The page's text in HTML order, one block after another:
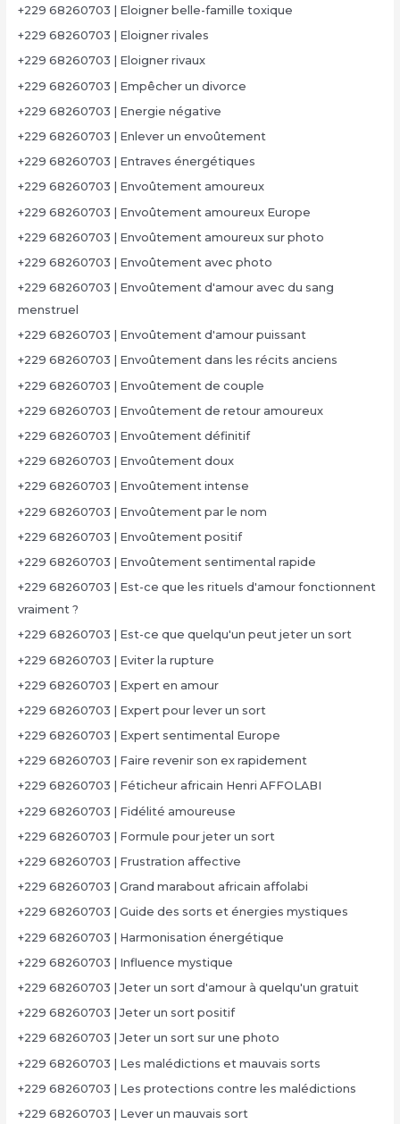
+229 68260703 | Eloigner belle-famille toxique
+229 68260703 | Eloigner rivales
+229 68260703 | Eloigner rivaux
+229 68260703 | Empêcher un divorce
+229 68260703 | Energie négative
+229 68260703 | Enlever un envoûtement
+229 68260703 | Entraves énergétiques
+229 68260703 | Envoûtement amoureux
+229 68260703 | Envoûtement amoureux Europe
+229 68260703 | Envoûtement amoureux sur photo
+229 68260703 | Envoûtement avec photo
+229 68260703 | Envoûtement d'amour avec du sang
menstruel
+229 68260703 | Envoûtement d'amour puissant
+229 68260703 | Envoûtement dans les récits anciens
+229 68260703 | Envoûtement de couple
+229 68260703 | Envoûtement de retour amoureux
+229 68260703 | Envoûtement définitif
+229 68260703 | Envoûtement doux
+229 68260703 | Envoûtement intense
+229 68260703 | Envoûtement par le nom
+229 68260703 | Envoûtement positif
+229 68260703 | Envoûtement sentimental rapide
+229 68260703 | Est-ce que les rituels d'amour fonctionnent
vraiment ?
+229 68260703 | Est-ce que quelqu'un peut jeter un sort
+229 68260703 | Eviter la rupture
+229 68260703 | Expert en amour
+229 68260703 | Expert pour lever un sort
+229 68260703 | Expert sentimental Europe
+229 68260703 | Faire revenir son ex rapidement
+229 68260703 | Féticheur africain Henri AFFOLABI
+229 68260703 | Fidélité amoureuse
+229 68260703 | Formule pour jeter un sort
+229 68260703 | Frustration affective
+229 68260703 | Grand marabout africain affolabi
+229 68260703 | Guide des sorts et énergies mystiques
+229 68260703 | Harmonisation énergétique
+229 68260703 | Influence mystique
+229 68260703 | Jeter un sort d'amour à quelqu'un gratuit
+229 68260703 | Jeter un sort positif
+229 68260703 | Jeter un sort sur une photo
+229 68260703 | Les malédictions et mauvais sorts
+229 68260703 | Les protections contre les malédictions
+229 68260703 | Lever un mauvais sort